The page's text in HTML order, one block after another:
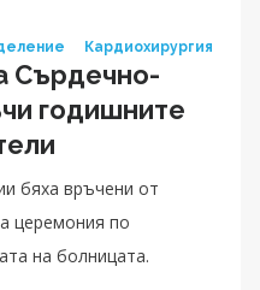
Кардиохирургия
Сърдечно-
годишните
бяха връчени от
церемония по
на болницата.